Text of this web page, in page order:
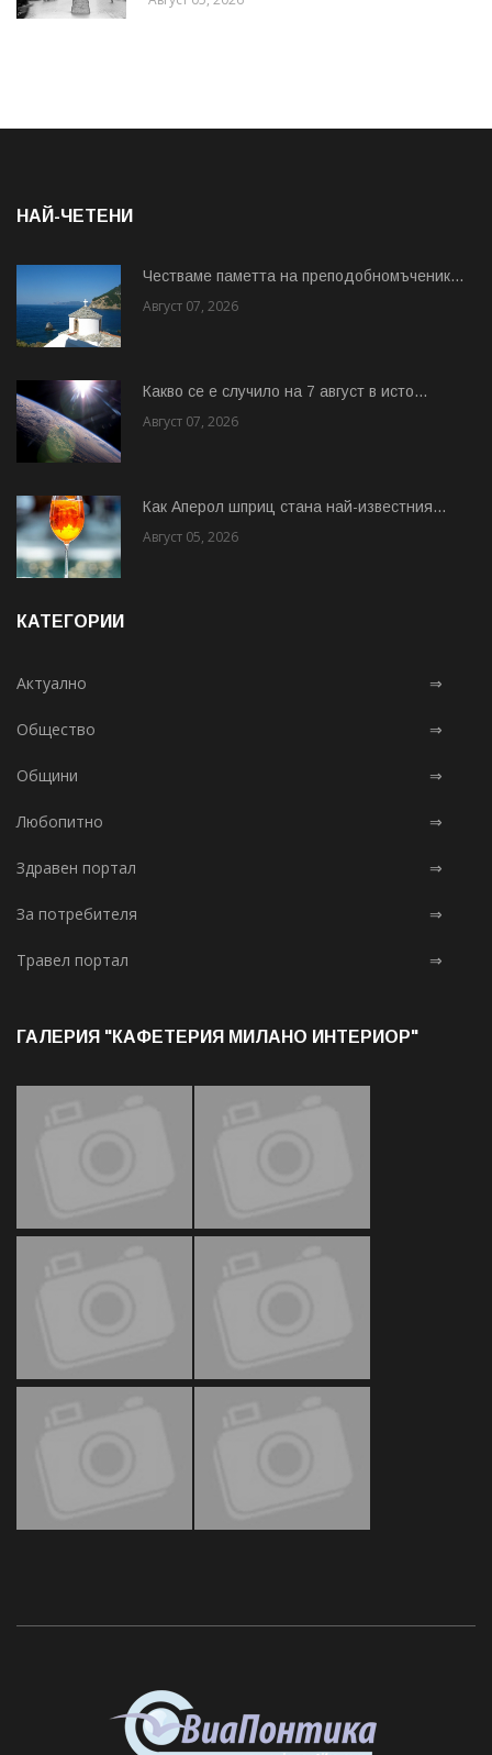
НАЙ-ЧЕТЕНИ
Честваме паметта на преподобномъченик...
Август 07, 2026
Какво се е случило на 7 август в исто...
Август 07, 2026
Как Аперол шприц стана най-известния...
Август 05, 2026
КАТЕГОРИИ
Актуално ⇒
Общество ⇒
Общини ⇒
Любопитно ⇒
Здравен портал ⇒
За потребителя ⇒
Травел портал ⇒
ГАЛЕРИЯ "КАФЕТЕРИЯ МИЛАНО ИНТЕРИОР"